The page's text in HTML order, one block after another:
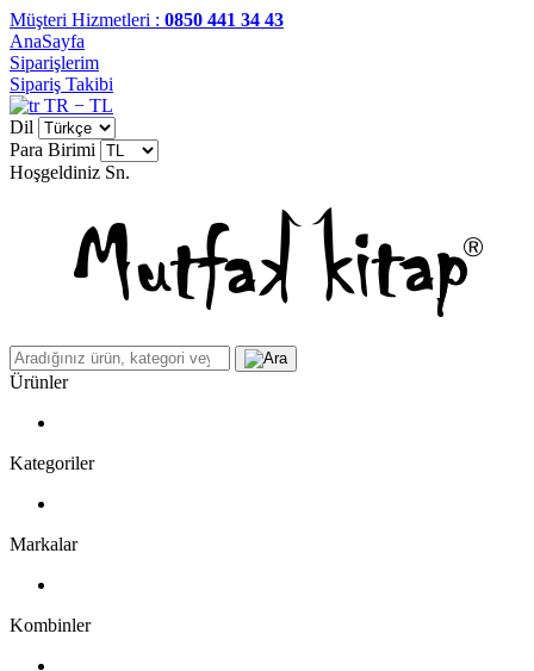
Müşteri Hizmetleri : 0850 441 34 43
AnaSayfa
Siparişlerim
Sipariş Takibi
TR − TL
Dil
Para Birimi
Hoşgeldiniz Sn.
Ürünler
Kategoriler
Markalar
Kombinler